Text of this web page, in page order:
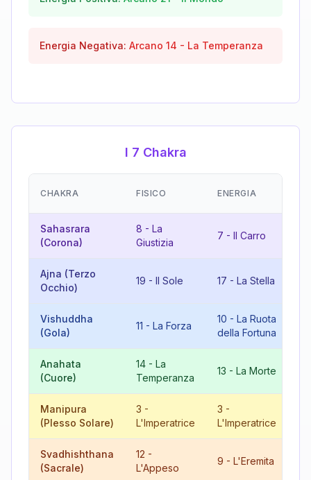
Energia Negativa: Arcano 14 - La Temperanza
I 7 Chakra
CHAKRA FISICO ENERGIA
Sahasrara
(Corona)
8 - La
Giustizia
7 - Il Carro
Ajna (Terzo
Occhio)
19 - Il Sole 17 - La Stella
Vishuddha
(Gola)
11 - La Forza
10 - La Ruota
della Fortuna
Anahata
(Cuore)
14 - La
Temperanza
13 - La Morte
Manipura
(Plesso Solare)
3 -
L'Imperatrice
3 -
L'Imperatrice
Svadhishthana
(Sacrale)
12 -
L'Appeso
9 - L'Eremita